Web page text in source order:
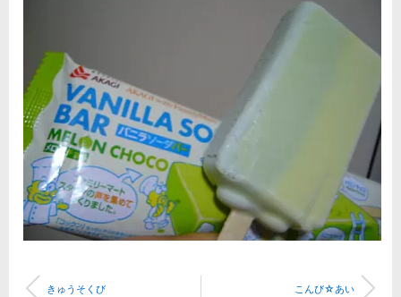
きゅうそくび こんび☆あい